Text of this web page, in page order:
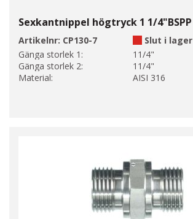
Sexkantnippel högtryck 1 1/4"BSPP
Artikelnr: CP130-7
Slut i lager
Gänga storlek 1:
11/4"
Gänga storlek 2:
11/4"
Material:
AISI 316